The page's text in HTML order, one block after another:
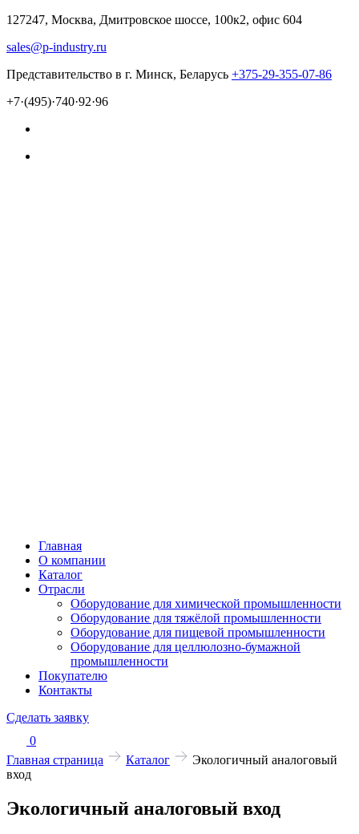
127247, Москва, Дмитровское шоссе, 100к2, офис 604
sales@p-industry.ru
Представительство в г. Минск, Беларусь +375-29-355-07-86
+7·(495)·740·92·96
Главная
О компании
Каталог
Отрасли
Оборудование для химической промышленности
Оборудование для тяжёлой промышленности
Оборудование для пищевой промышленности
Оборудование для целлюлозно-бумажной
промышленности
Покупателю
Контакты
Сделать заявку
0
Главная страница
Каталог
Экологичный аналоговый
вход
Экологичный аналоговый вход